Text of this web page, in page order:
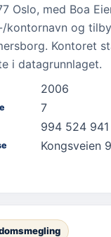
Oslo, med Boa
kontornavn og
Kontoret
i datagrunnlaget.
2006
7
994 524 941
Kongsveien